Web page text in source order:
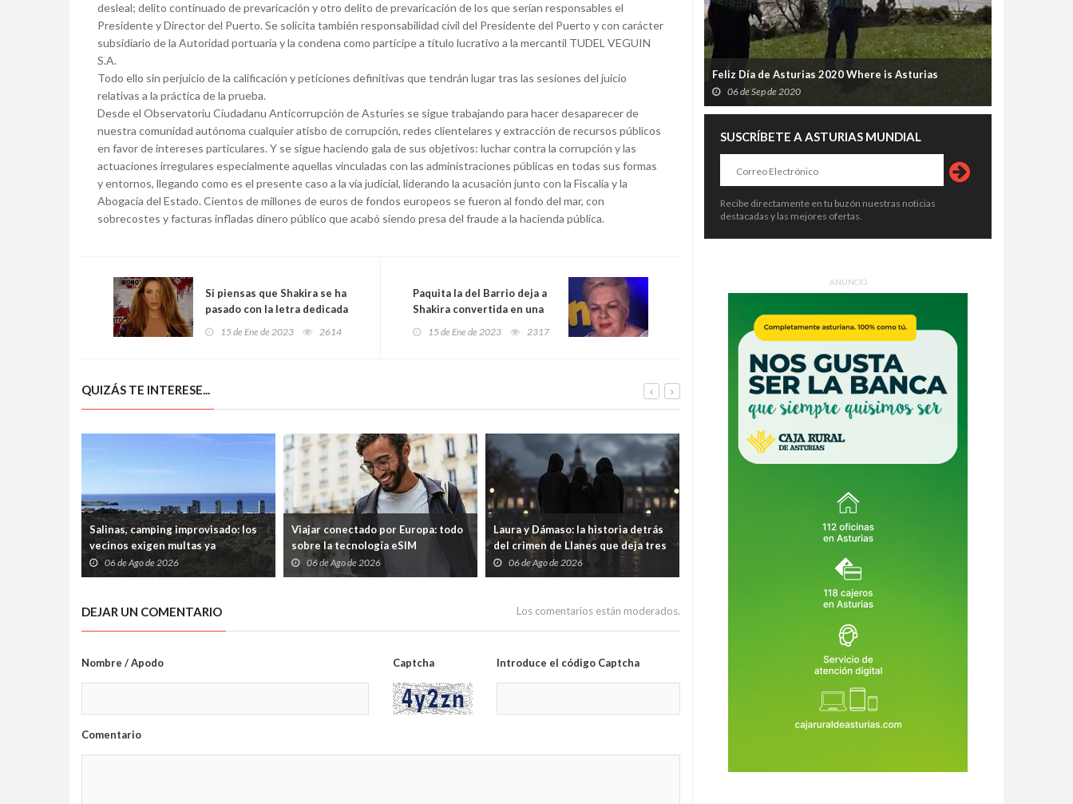
desleal; delito continuado de prevaricación y otro delito de prevaricación de los que serían responsables el
Presidente y Director del Puerto. Se solicita también responsabilidad civil del Presidente del Puerto y con carácter
subsidiario de la Autoridad portuaria y la condena como partícipe a título lucrativo a la mercantil TUDEL VEGUIN
S.A.
Todo ello sin perjuicio de la calificación y peticiones definitivas que tendrán lugar tras las sesiones del juicio
relativas a la práctica de la prueba.
Desde el Observatoriu Ciudadanu Anticorrupción de Asturies se sigue trabajando para hacer desaparecer de
nuestra comunidad autónoma cualquier atisbo de corrupción, redes clientelares y extracción de recursos públicos
en favor de intereses particulares. Y se sigue haciendo gala de sus objetivos: luchar contra la corrupción y las
actuaciones irregulares especialmente aquellas vinculadas con las administraciones públicas en todas sus formas
y entornos, llegando como es el presente caso a la vía judicial, liderando la acusación junto con la Fiscalía y la
Abogacía del Estado. Cientos de millones de euros de fondos europeos se fueron al fondo del mar, con
sobrecostes y facturas infladas dinero público que acabó siendo presa del fraude a la hacienda pública.
Si piensas que Shakira se ha
pasado con la letra dedicada
a Piqué es porque no
15 de Ene de 2023 2614
Paquita la del Barrio deja a
Shakira convertida en una
hermana de la caridad
15 de Ene de 2023 2317
QUIZÁS TE INTERESE...
Salinas, camping improvisado: los
vecinos exigen multas ya
06 de Ago de 2026
Viajar conectado por Europa: todo
sobre la tecnología eSIM
06 de Ago de 2026
Laura y Dámaso: la historia detrás
del crimen de Llanes que deja tres
hijos huérfanos
06 de Ago de 2026
El crimen de Llanes destapa una
cadena de alertas: el asesino había
sido condenado, expulsado de la
Guardia Civil y tenía prohibido
DEJAR UN COMENTARIO Los comentarios están moderados.
Nombre / Apodo Captcha Introduce el código Captcha
Comentario
Feliz Día de Asturias 2020 Where is Asturias
06 de Sep de 2020
SUSCRÍBETE A ASTURIAS MUNDIAL
Recibe directamente en tu buzón nuestras noticias
destacadas y las mejores ofertas.
ANUNCIO